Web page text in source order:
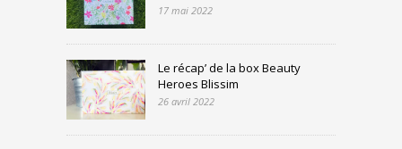
17 mai 2022
Le récap’ de la box Beauty
Heroes Blissim
26 avril 2022